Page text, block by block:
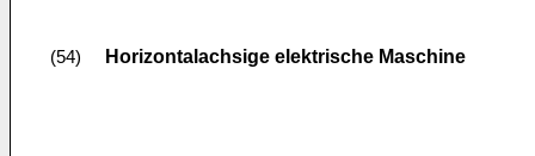
(54) Horizontalachsige elektrische Maschine